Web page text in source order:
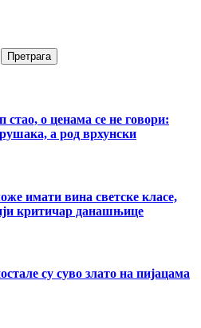
стао, о ценама се не говори:
а род врхунски
имати вина светске класе,
критичар данашњице
су суво злато на пијацама